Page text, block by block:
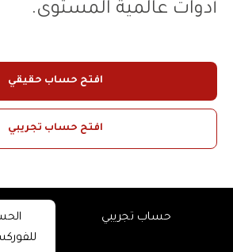
أدوات عالمية المستوى.
افتح حساب حقيقي
افتح حساب تجريبي
حساب تجريبي